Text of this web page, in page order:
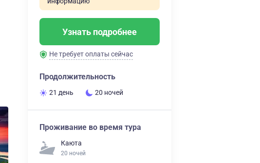
Узнать подробнее
Не требует оплаты сейчас
Продолжительность
21 день 20 ночей
Проживание во время тура
Каюта
20 ночей